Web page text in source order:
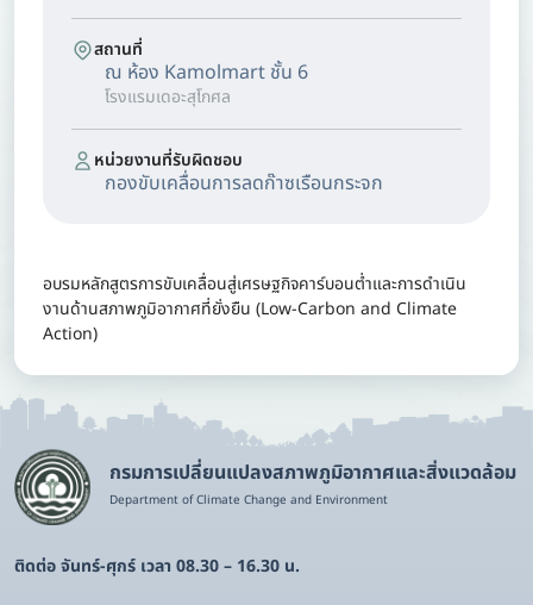
สถานที่
ณ ห้อง Kamolmart ชั้น 6
โรงแรมเดอะสุโกศล
หน่วยงานที่รับผิดชอบ
กองขับเคลื่อนการลดก๊าซเรือนกระจก
อบรมหลักสูตรการขับเคลื่อนสู่เศรษฐกิจคาร์บอนต่ำและการดำเนิน
งานด้านสภาพภูมิอากาศที่ยั่งยืน (Low-Carbon and Climate
Action)
กรมการเปลี่ยนแปลงสภาพภูมิอากาศและสิ่งแวดล้อม
Department of Climate Change and Environment
ติดต่อ จันทร์-ศุกร์ เวลา 08.30 – 16.30 น.